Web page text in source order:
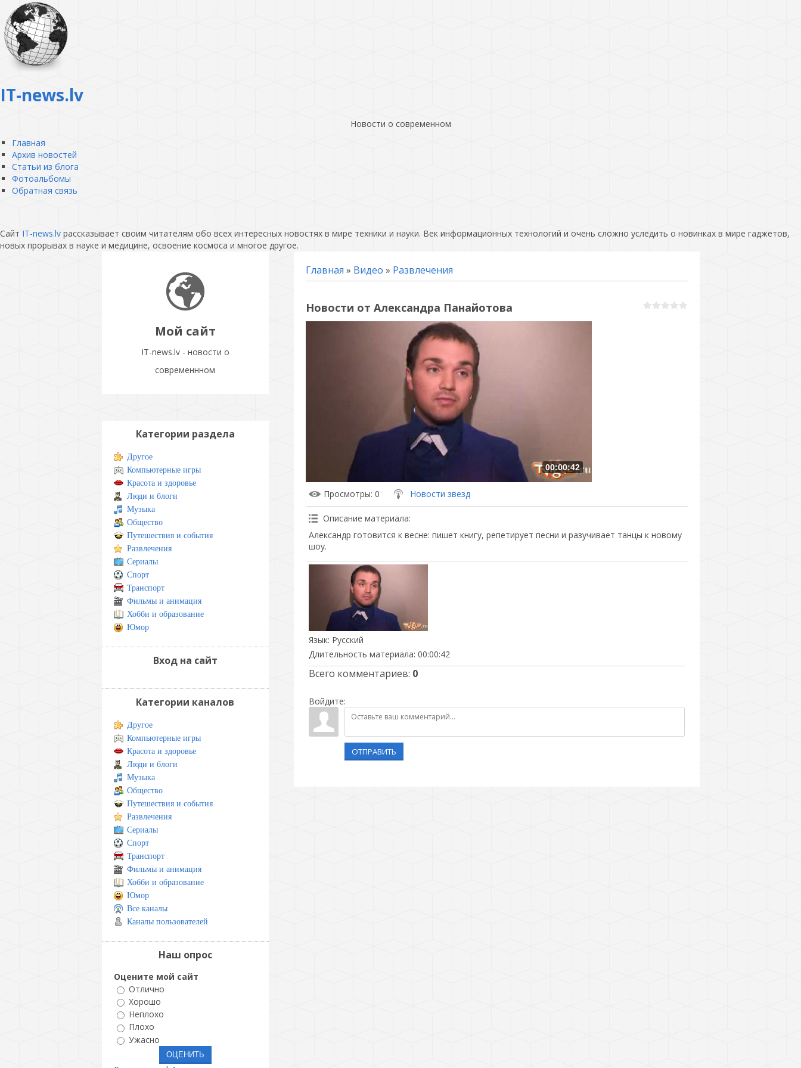
IT-news.lv
Новости о современном
Главная
Архив новостей
Статьи из блога
Фотоальбомы
Обратная связь
Сайт IT-news.lv рассказывает своим читателям обо всех интересных новостях в мире техники и науки. Век информационных технологий и очень сложно уследить о новинках в мире гаджетов,
новых прорывах в науке и медицине, освоение космоса и многое другое.
Мой сайт
IT-news.lv - новости о
современнном
Главная » Видео » Развлечения
Новости от Александра Панайотова
00:00:42
Просмотры: 0 Новости звезд
Описание материала:
Александр готовится к весне: пишет книгу, репетирует песни и разучивает танцы к новому
шоу.
Язык: Русский
Длительность материала: 00:00:42
Всего комментариев: 0
Войдите:
ОТПРАВИТЬ
Категории раздела
Другое
Компьютерные игры
Красота и здоровье
Люди и блоги
Музыка
Общество
Путешествия и события
Развлечения
Сериалы
Спорт
Транспорт
Фильмы и анимация
Хобби и образование
Юмор
Вход на сайт
Категории каналов
Другое
Компьютерные игры
Красота и здоровье
Люди и блоги
Музыка
Общество
Путешествия и события
Развлечения
Сериалы
Спорт
Транспорт
Фильмы и анимация
Хобби и образование
Юмор
Все каналы
Каналы пользователей
Наш опрос
Оцените мой сайт
Отлично
Хорошо
Неплохо
Плохо
Ужасно